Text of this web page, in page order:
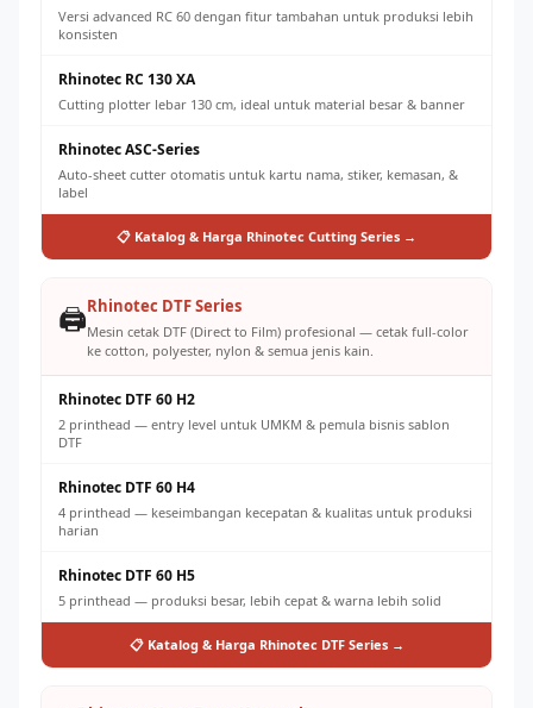
Versi advanced RC 60 dengan fitur tambahan untuk produksi lebih
konsisten
Rhinotec RC 130 XA
Cutting plotter lebar 130 cm, ideal untuk material besar & banner
Rhinotec ASC-Series
Auto-sheet cutter otomatis untuk kartu nama, stiker, kemasan, &
label
📋 Katalog & Harga Rhinotec Cutting Series →
🖨️Rhinotec DTF Series
Mesin cetak DTF (Direct to Film) profesional — cetak full-color
ke cotton, polyester, nylon & semua jenis kain.
Rhinotec DTF 60 H2
2 printhead — entry level untuk UMKM & pemula bisnis sablon
DTF
Rhinotec DTF 60 H4
4 printhead — keseimbangan kecepatan & kualitas untuk produksi
harian
Rhinotec DTF 60 H5
5 printhead — produksi besar, lebih cepat & warna lebih solid
📋 Katalog & Harga Rhinotec DTF Series →